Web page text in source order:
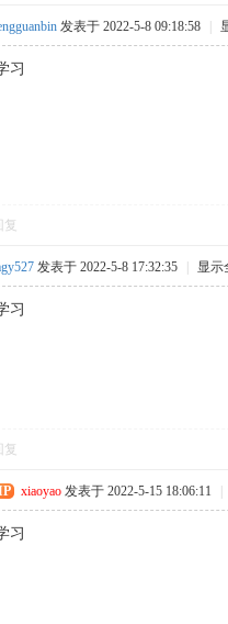
发表于 2022-5-8 09:18:58
习
复
发表于 2022-5-8 17:32:35 显示
习
复
xiaoyao 发表于 2022-5-15 18:06:11
习